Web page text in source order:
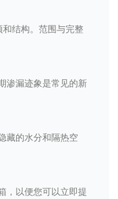
结构。范围与完整
渗漏迹象是常见的新
藏的水分和隔热空
，以便您可以立即提